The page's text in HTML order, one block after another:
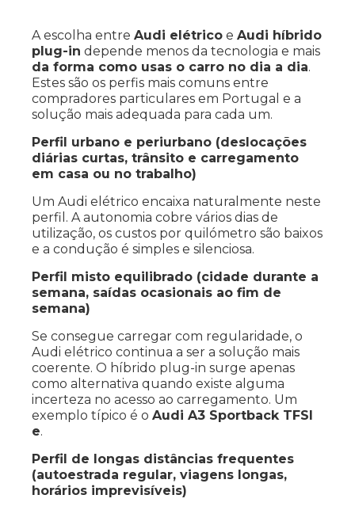
A escolha entre Audi elétrico e Audi híbrido
plug-in depende menos da tecnologia e mais
da forma como usas o carro no dia a dia.
Estes são os perfis mais comuns entre
compradores particulares em Portugal e a
solução mais adequada para cada um.
Perfil urbano e periurbano (deslocações
diárias curtas, trânsito e carregamento
em casa ou no trabalho)
Um Audi elétrico encaixa naturalmente neste
perfil. A autonomia cobre vários dias de
utilização, os custos por quilómetro são baixos
e a condução é simples e silenciosa.
Perfil misto equilibrado (cidade durante a
semana, saídas ocasionais ao fim de
semana)
Se consegue carregar com regularidade, o
Audi elétrico continua a ser a solução mais
coerente. O híbrido plug-in surge apenas
como alternativa quando existe alguma
incerteza no acesso ao carregamento. Um
exemplo típico é o Audi A3 Sportback TFSI
e.
Perfil de longas distâncias frequentes
(autoestrada regular, viagens longas,
horários imprevisíveis)